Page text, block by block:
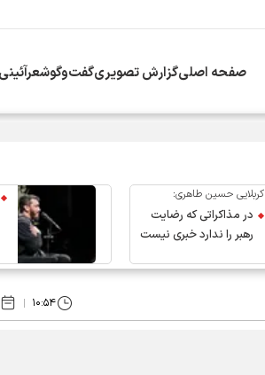
صفحه اصلیگزارش تصویریگفت‌وگوشعرآئینی
کربلایی حسین طاهری:
در مذاکراتی که رضایت
رهبر را ندارد خبری نیست
۱۰:۵۴